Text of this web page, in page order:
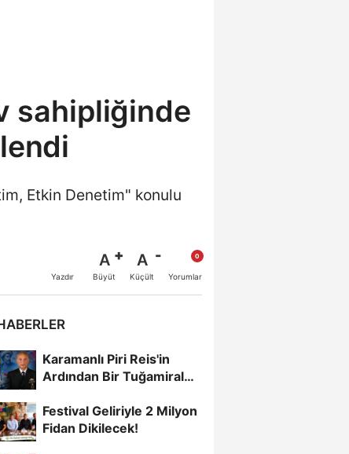
sahipliğinde
Etkin Denetim" konulu
Yazdır
A
Büyüt
A
Küçült Yorumlar
Karamanlı Piri Reis'in
Ardından Bir Tuğamiral
Festival Geliriyle 2 Milyon
Fidan Dikilecek!